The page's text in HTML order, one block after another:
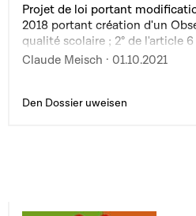
Projet de loi portant
2018 portant création d'un
qualité scolaire ; 2° de l'article
mars 2013 relative aux
Claude Meisch · 01.10.2021
Den Dossier uweisen